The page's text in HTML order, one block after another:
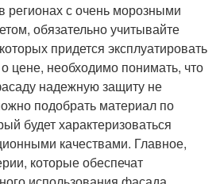
регионах с очень морозными
обязательно учитывайте
придется эксплуатировать
цене, необходимо понимать, что
надежную защиту не
подобрать материал по
будет характеризоваться
качествами. Главное,
которые обеспечат